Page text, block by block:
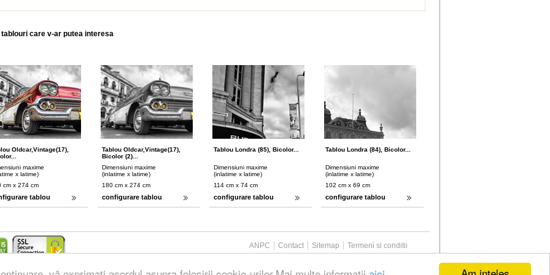
care v-ar putea interesa
Oldcar,vintage(17),
maxime
x latime)
cm x 274 cm
tablou
Tablou Oldcar,vintage(17),
Bicolor (2)...
Dimensiuni maxime
(inlatime x latime)
180 cm x 274 cm
configurare tablou
Tablou Londra (85), Bicolor...
Dimensiuni maxime
(inlatime x latime)
114 cm x 74 cm
configurare tablou
Tablou Londra (84), Bicolor...
Dimensiuni maxime
(inlatime x latime)
102 cm x 69 cm
configurare tablou
ANPC Contact Sitemap Termeni si conditii